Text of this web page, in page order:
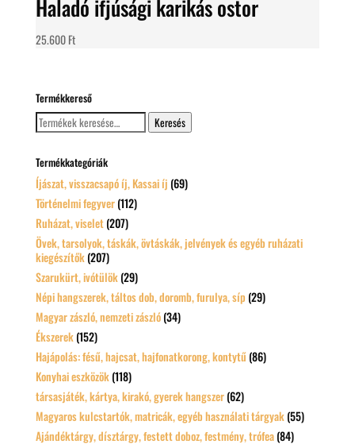
Haladó ifjúsági karikás ostor
25.600Ft
Termékkereső
Keresés
a
Keresés
Termékkategóriák
Íjászat, visszacsapó íj, Kassai íj (69)
Történelmi fegyver (112)
Ruházat, viselet (207)
Övek, tarsolyok, táskák, övtáskák, jelvények és egyéb ruházati
kiegészítők (207)
Szarukürt, ivótülök (29)
Népi hangszerek, táltos dob, doromb, furulya, síp (29)
Magyar zászló, nemzeti zászló (34)
Ékszerek (152)
Hajápolás: fésű, hajcsat, hajfonatkorong, kontytű (86)
Konyhai eszközök (118)
társasjáték, kártya, kirakó, gyerek hangszer (62)
Magyaros kulcstartók, matricák, egyéb használati tárgyak (55)
Ajándéktárgy, dísztárgy, festett doboz, festmény, trófea (84)